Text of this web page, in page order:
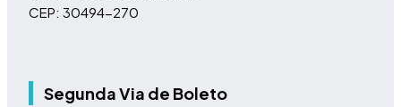
CEP: 30494-270
Segunda Via de Boleto